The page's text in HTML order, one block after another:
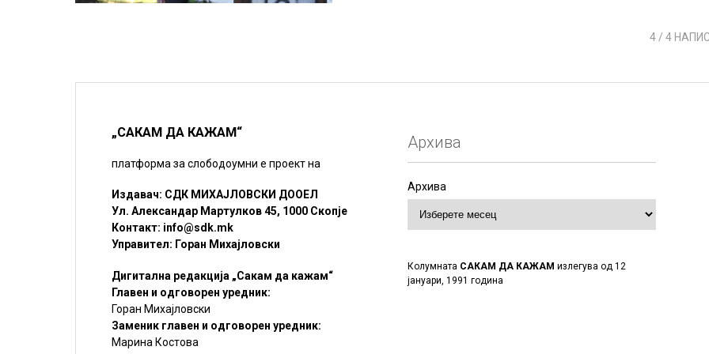
4 / 4
„САКАМ ДА КАЖАМ“
платформа за слободоумни е проект на
Издавач: СДК МИХАЈЛОВСКИ ДООЕЛ
Ул. Александар Мартулков 45, 1000 Скопје
Контакт: info@sdk.mk
Управител: Горан Михајловски
Дигитална редакција „Сакам да кажам“
Главен и одговорен уредник:
Горан Михајловски
Заменик главен и одговорен уредник:
Марина Костова
Архива
Архива
Колумната САКАМ ДА КАЖАМ излегува од 12
јануари, 1991 година